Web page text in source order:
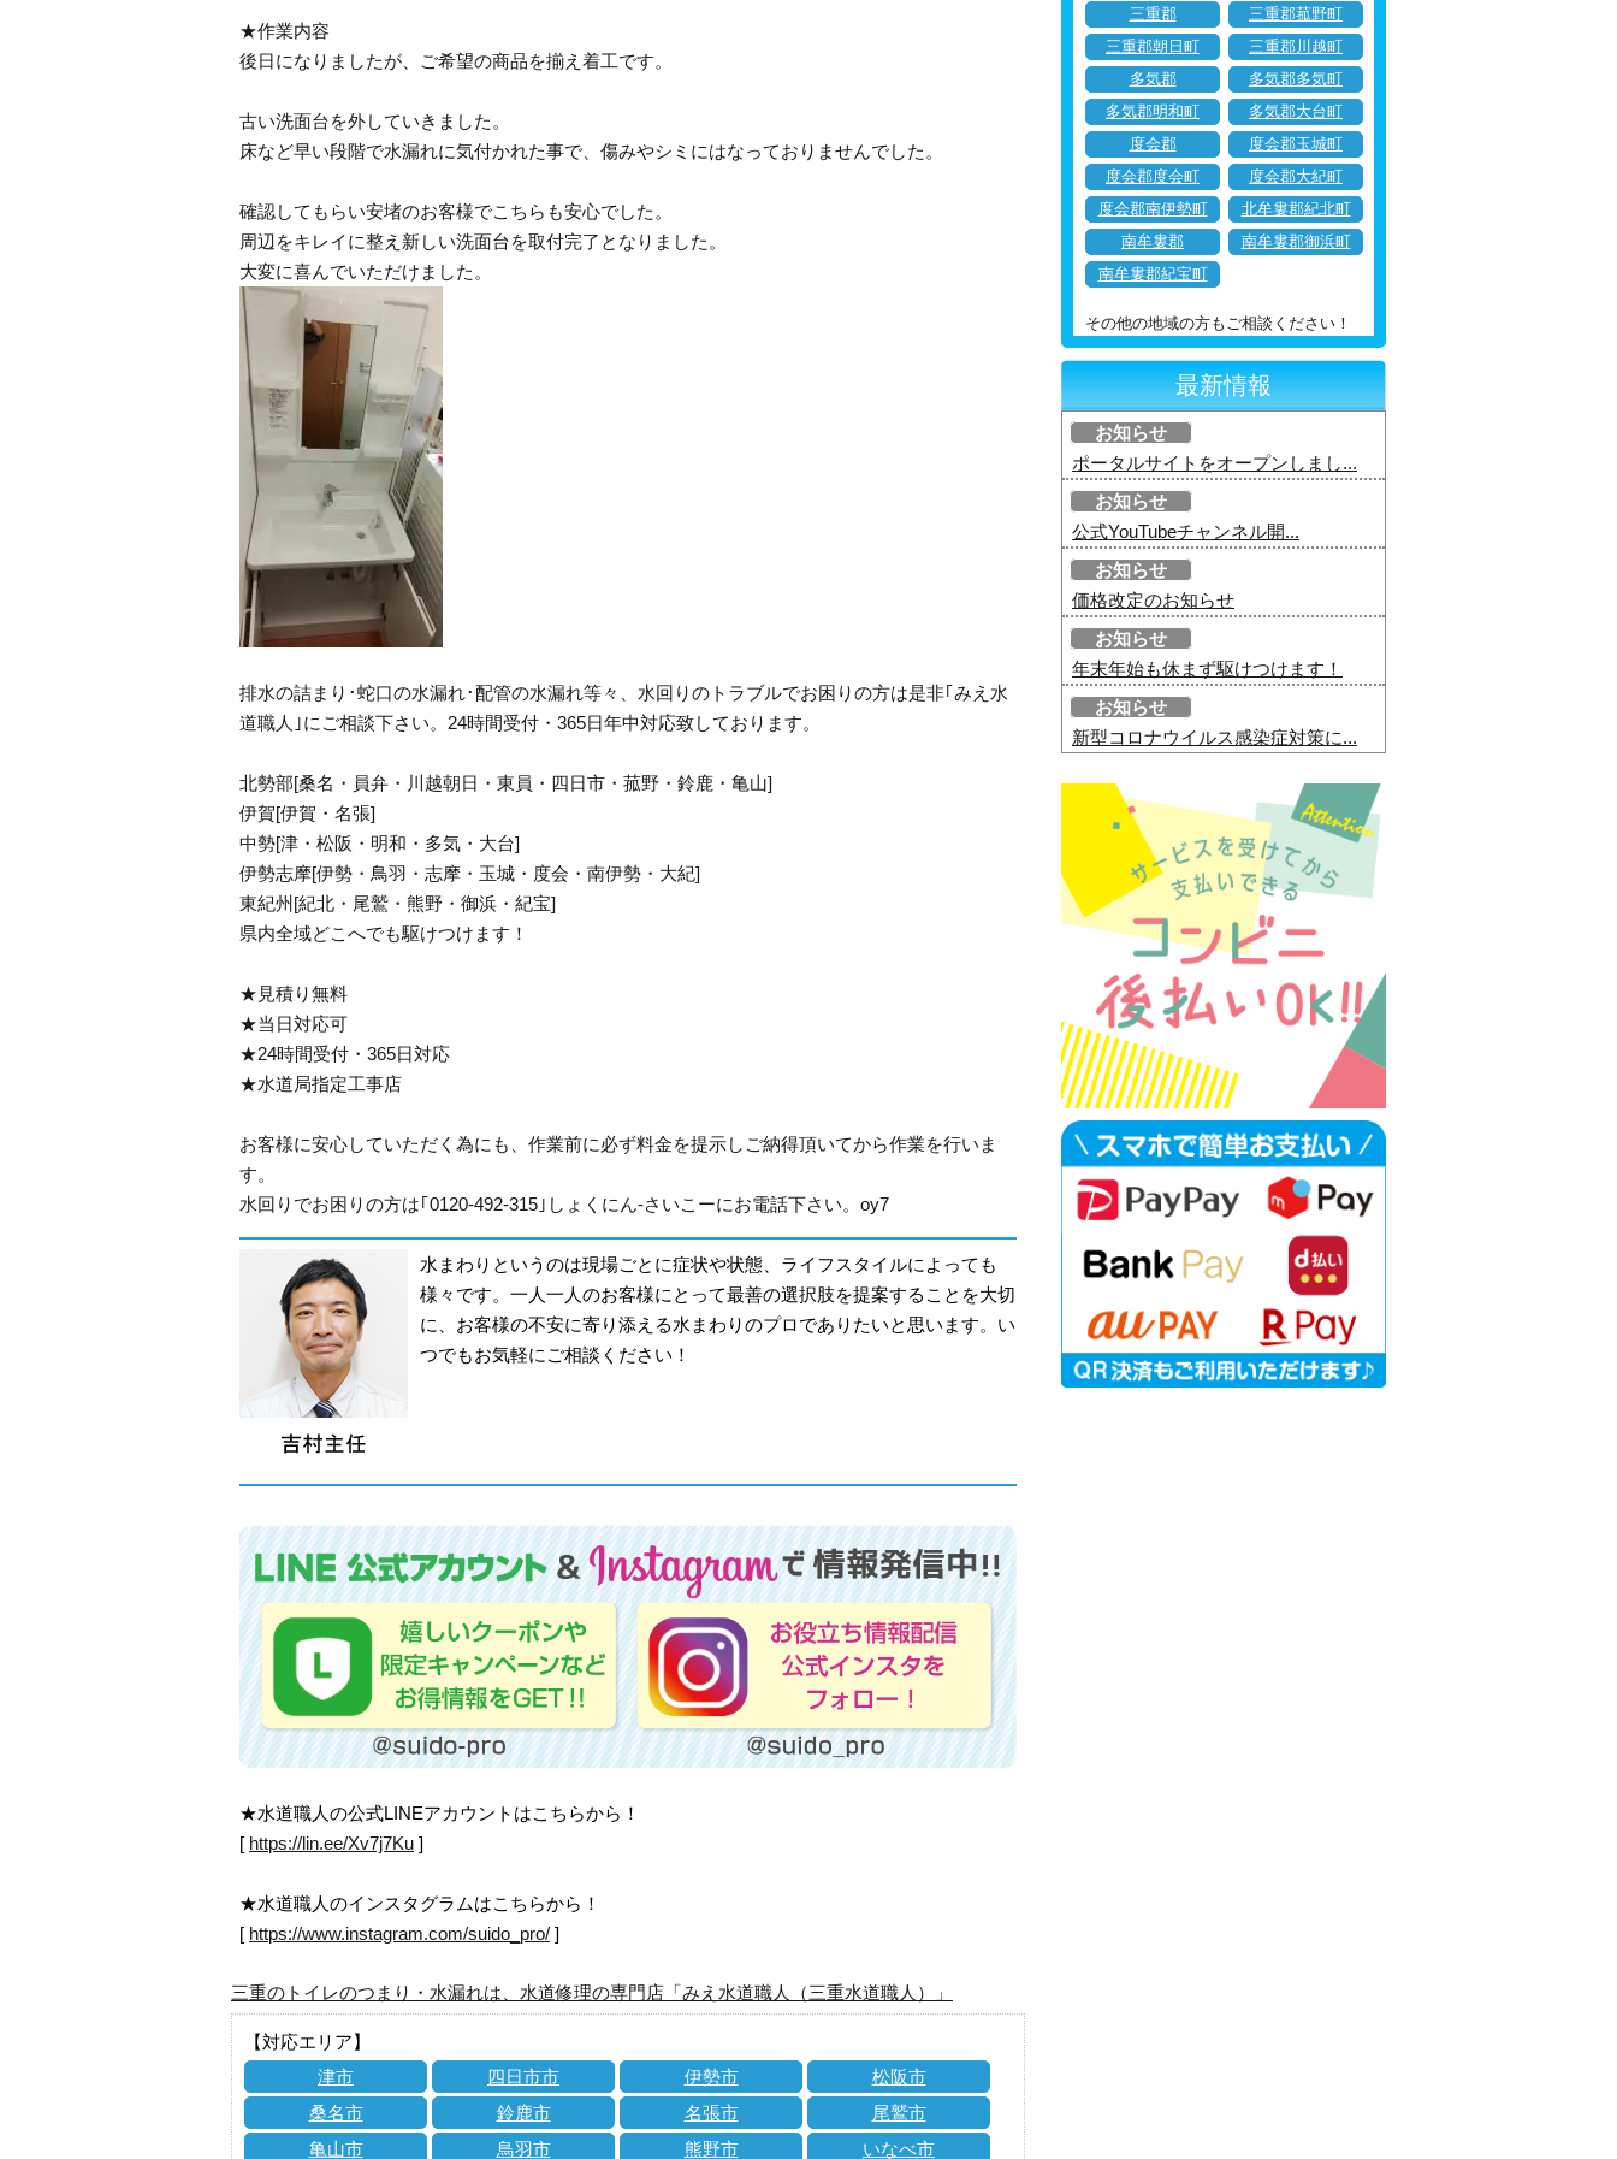
★作業内容
後日になりましたが、ご希望の商品を揃え着工です。
古い洗面台を外していきました。
床など早い段階で水漏れに気付かれた事で、傷みやシミにはなっておりませんでした。
確認してもらい安堵のお客様でこちらも安心でした。
周辺をキレイに整え新しい洗面台を取付完了となりました。
大変に喜んでいただけました。
排水の詰まり･蛇口の水漏れ･配管の水漏れ等々、水回りのトラブルでお困りの方は是非｢みえ水
道職人｣にご相談下さい。24時間受付・365日年中対応致しております。
北勢部[桑名・員弁・川越朝日・東員・四日市・菰野・鈴鹿・亀山]
伊賀[伊賀・名張]
中勢[津・松阪・明和・多気・大台]
伊勢志摩[伊勢・鳥羽・志摩・玉城・度会・南伊勢・大紀]
東紀州[紀北・尾鷲・熊野・御浜・紀宝]
県内全域どこへでも駆けつけます！
★見積り無料
★当日対応可
★24時間受付・365日対応
★水道局指定工事店
お客様に安心していただく為にも、作業前に必ず料金を提示しご納得頂いてから作業を行いま
す。
水回りでお困りの方は｢0120-492-315｣しょくにん-さいこーにお電話下さい。oy7
水まわりというのは現場ごとに症状や状態、ライフスタイルによっても
様々です。一人一人のお客様にとって最善の選択肢を提案することを大切
に、お客様の不安に寄り添える水まわりのプロでありたいと思います。い
つでもお気軽にご相談ください！
★水道職人の公式LINEアカウントはこちらから！
[ https://lin.ee/Xv7j7Ku ]
★水道職人のインスタグラムはこちらから！
[ https://www.instagram.com/suido_pro/ ]
三重のトイレのつまり・水漏れは、水道修理の専門店「みえ水道職人（三重水道職人）」
【対応エリア】
津市
四日市市 伊勢市
松阪市
桑名市
鈴鹿市 名張市
尾鷲市
亀山市
鳥羽市 熊野市 いなべ市
三重郡
三重郡菰野町
三重郡朝日町
三重郡川越町
多気郡
多気郡多気町
多気郡明和町
多気郡大台町
度会郡
度会郡玉城町
度会郡度会町
度会郡大紀町
度会郡南伊勢町
北牟婁郡紀北町
南牟婁郡
南牟婁郡御浜町
南牟婁郡紀宝町
その他の地域の方もご相談ください！
最新情報
お知らせ
ポータルサイトをオープンしまし...
お知らせ
公式YouTubeチャンネル開...
お知らせ
価格改定のお知らせ
お知らせ
年末年始も休まず駆けつけます！
お知らせ
新型コロナウイルス感染症対策に...